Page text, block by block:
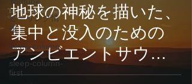
ヒーリング情
報
sleep-column
sleep-column-
first
地球の神秘を描いた、
集中と没入のための
アンビエントサウン
ド。CROIX